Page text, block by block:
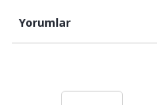
Yorumlar